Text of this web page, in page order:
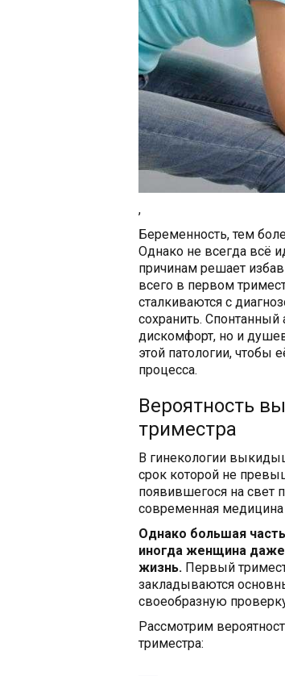
,
Беременность, тем
Однако не всегда всё
причинам решает
всего в первом
сталкиваются с
сохранить.
дискомфорт, но и
этой патологии, чтобы
процесса.
Вероятность
триместра
В гинекологии
срок которой не
появившегося на свет
современная медицина
Однако большая
иногда женщина даже
жизнь. Первый
закладываются
своеобразную
Рассмотрим
триместра: